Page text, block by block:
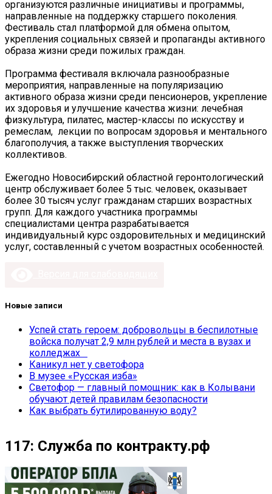
организуются различные инициативы и программы,
направленные на поддержку старшего поколения.
Фестиваль стал платформой для обмена опытом,
укрепления социальных связей и пропаганды активного
образа жизни среди пожилых граждан.
Программа фестиваля включала разнообразные
мероприятия, направленные на популяризацию
активного образа жизни среди пенсионеров, укрепление
их здоровья и улучшение качества жизни: лечебная
физкультура, пилатес, мастер-классы по искусству и
ремеслам, лекции по вопросам здоровья и ментального
благополучия, а также выступления творческих
коллективов.
Ежегодно Новосибирский областной геронтологический
центр обслуживает более 5 тыс. человек, оказывает
более 30 тысяч услуг гражданам старших возрастных
групп. Для каждого участника программы
специалистами центра разрабатывается
индивидуальный курс оздоровительных и медицинский
услуг, составленный с учетом возрастных особенностей.
Новые записи
Успей стать героем: добровольцы в беспилотные
войска получат 2,9 млн рублей и места в вузах и
колледжах
Каникул нет у светофора
В музее «Русская изба»
Светофор — главный помощник: как в Колывани
обучают детей правилам безопасности
Как выбрать бутилированную воду?
117: Служба по контракту.рф